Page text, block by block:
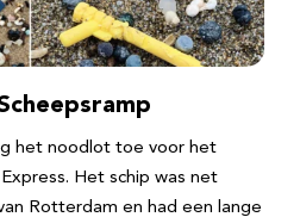
het noodlot toe voor het
Het schip was net
Rotterdam en had een lange